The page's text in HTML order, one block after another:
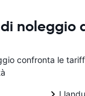
noleggio
confronta le